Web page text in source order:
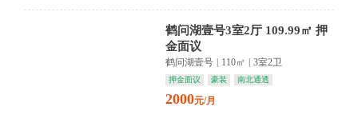
鹤问湖壹号3室2厅 109.99㎡ 押
金面议
鹤问湖壹号 | 110㎡ | 3室2卫
押金面议 豪装 南北通透
2000元/月